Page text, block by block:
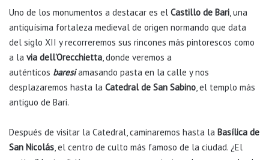
Uno de los monumentos a destacar es el Castillo de Bari, una
antiquísima fortaleza medieval de origen normando que data
del siglo XII y recorreremos sus rincones más pintorescos como
a la via dell’Orecchietta, donde veremos a
auténticos baresiamasando pasta en la calle y nos
desplazaremos hasta la Catedral de San Sabino, el templo más
antiguo de Bari.
Después de visitar la Catedral, caminaremos hasta la Basílica de
San Nicolás, el centro de culto más famoso de la ciudad. ¿El